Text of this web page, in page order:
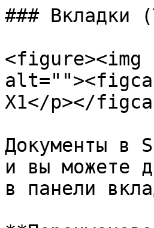
### Вкладки
<figure><img
X1</p></
Документы в
и вы можете
в панели